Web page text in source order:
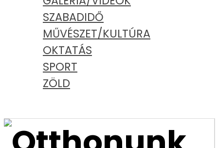
SZABADIDŐ
MŰVÉSZET/KULTÚRA
OKTATÁS
SPORT
ZÖLD